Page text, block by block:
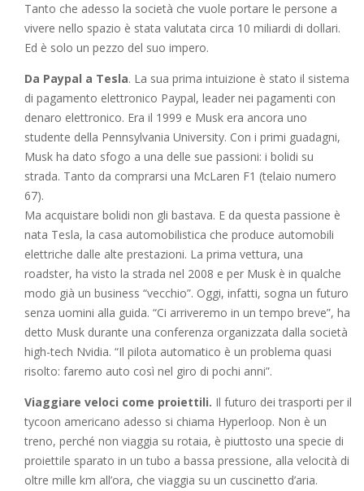
Tanto che adesso la società che vuole portare le persone a
vivere nello spazio è stata valutata circa 10 miliardi di dollari.
Ed è solo un pezzo del suo impero.
Da Paypal a Tesla. La sua prima intuizione è stato il sistema
di pagamento elettronico Paypal, leader nei pagamenti con
denaro elettronico. Era il 1999 e Musk era ancora uno
studente della Pennsylvania University. Con i primi guadagni,
Musk ha dato sfogo a una delle sue passioni: i bolidi su
strada. Tanto da comprarsi una McLaren F1 (telaio numero
67).
Ma acquistare bolidi non gli bastava. E da questa passione è
nata Tesla, la casa automobilistica che produce automobili
elettriche dalle alte prestazioni. La prima vettura, una
roadster, ha visto la strada nel 2008 e per Musk è in qualche
modo già un business “vecchio”. Oggi, infatti, sogna un futuro
senza uomini alla guida. “Ci arriveremo in un tempo breve”, ha
detto Musk durante una conferenza organizzata dalla società
high-tech Nvidia. “Il pilota automatico è un problema quasi
risolto: faremo auto così nel giro di pochi anni”.
Viaggiare veloci come proiettili. Il futuro dei trasporti per il
tycoon americano adesso si chiama Hyperloop. Non è un
treno, perché non viaggia su rotaia, è piuttosto una specie di
proiettile sparato in un tubo a bassa pressione, alla velocità di
oltre mille km all’ora, che viaggia su un cuscinetto d’aria.